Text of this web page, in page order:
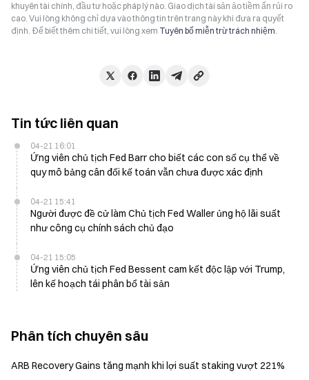
khuyên tài chính, đầu tư hoặc pháp lý nào. Giao dịch tài sản ảo tiềm ẩn rủi ro
cao. Vui lòng không chỉ dựa vào thông tin trên trang này khi đưa ra quyết
định. Để biết thêm chi tiết, vui lòng xem Tuyên bố miễn trừ trách nhiệm.
Tin tức liên quan
04-21 16:01
Ứng viên chủ tịch Fed Barr cho biết các con số cụ thể về
quy mô bảng cân đối kế toán vẫn chưa được xác định
04-21 15:41
Người được đề cử làm Chủ tịch Fed Waller ủng hộ lãi suất
như công cụ chính sách chủ đạo
04-21 15:05
Ứng viên chủ tịch Fed Bessent cam kết độc lập với Trump,
lên kế hoạch tái phân bổ tài sản
Phân tích chuyên sâu
ARB Recovery Gains tăng mạnh khi lợi suất staking vượt 221%